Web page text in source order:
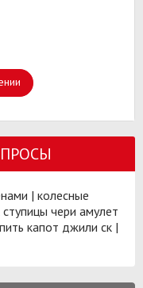
| колесные
чери амулет
капот джили ск |